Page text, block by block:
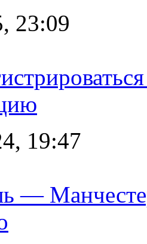
23:09
19:47
—